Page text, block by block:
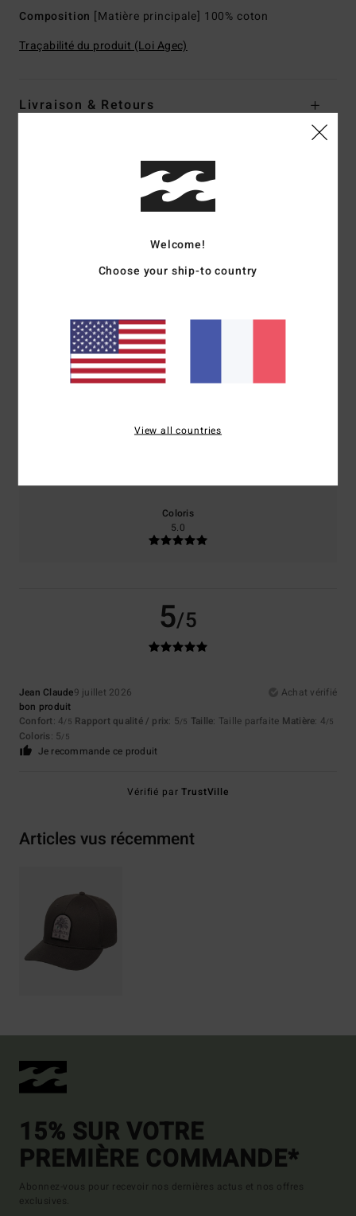
Composition [Matière principale] 100% coton
Traçabilité du produit (Loi Agec)
Livraison & Retours
5.0/5
basé sur1 avis vérifiés
depuis juillet 2026
100% de nos clients recommandent ce produit
Confort
Coloris
5.0
5/5
Jean Claude9 juillet 2026
Achat vérifié
bon produit
Confort: 4/5 Rapport qualité / prix: 5/5 Taille: Taille parfaite Matière: 4/5
Coloris: 5/5
Je recommande ce produit
Vérifié parTrustVille
Articles vus récemment
15% SUR VOTRE
PREMIÈRE COMMANDE*
Abonnez-vous pour recevoir nos dernières actus et nos offres
exclusives.
Welcome!
Choose your ship-to country
View all countries